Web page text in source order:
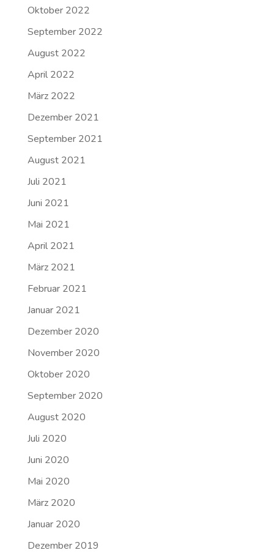
Oktober 2022
September 2022
August 2022
April 2022
März 2022
Dezember 2021
September 2021
August 2021
Juli 2021
Juni 2021
Mai 2021
April 2021
März 2021
Februar 2021
Januar 2021
Dezember 2020
November 2020
Oktober 2020
September 2020
August 2020
Juli 2020
Juni 2020
Mai 2020
März 2020
Januar 2020
Dezember 2019